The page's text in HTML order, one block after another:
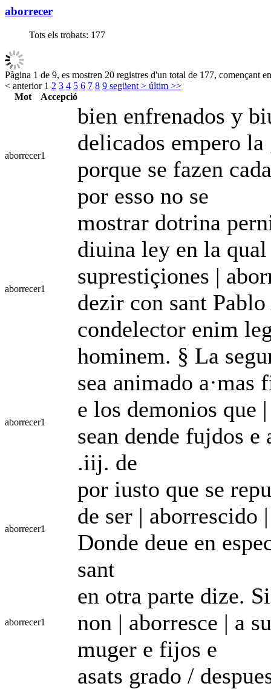
aborrecer
Tots els trobats: 177
Pàgina 1 de 9, es mostren 20 registres d'un total de 177, començant
< anterior 1 2 3 4 5 6 7 8 9 següent > últim >>
Mot
Accepció
aborrecer1
bien enfrenados y
delicados empero
porque se fazen
por esso no se
aborrecer1
mostrar dotrina
diuina ley en la
suprestiçiones |
dezir con sant
condelector enim
hominem. § La
aborrecer1
sea animado a·mas
e los demonios que
sean dende fujdos
.iij. de
aborrecer1
por iusto que se
de ser | aborrescido
Donde deue en
sant
aborrecer1
en otra parte dize.
non | aborresce | a
muger e fijos e
asats grado /